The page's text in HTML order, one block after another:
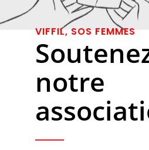
VIFFIL, SOS FEMMES
notre